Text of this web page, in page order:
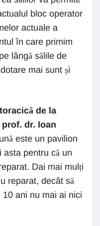
bloc operator
actuale a
în care primim
lângă sălile de
mai sunt și
de la
dr. Ioan
este un pavilion
asta pentru că un
Dai mai mulți
reparat, decât să
ani nu mai ai nici